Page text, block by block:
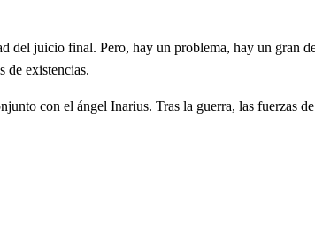
del juicio final. Pero, hay un problema, hay un gran
de existencias.
con el ángel Inarius. Tras la guerra, las fuerzas de